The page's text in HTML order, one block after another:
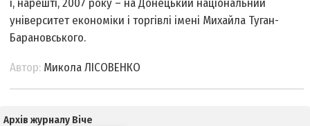
і, нарешті, 2007 року – на Донецький національний
університет економіки і торгівлі імені Михайла Туган-
Барановського.
Автор: Микола ЛІСОВЕНКО
Архів журналу Віче